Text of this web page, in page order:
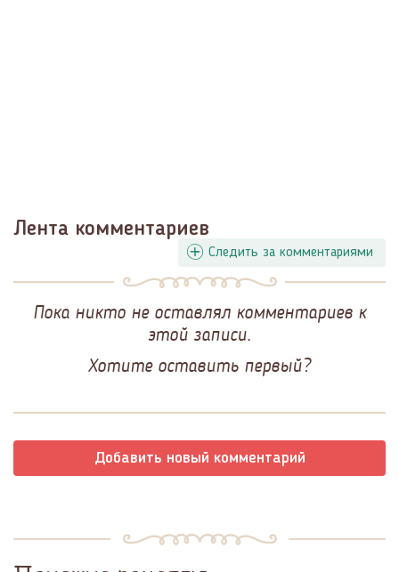
Лента комментариев
Следить за комментариями
Пока никто не оставлял комментариев к
этой записи.
Хотите оставить первый?
Добавить новый комментарий